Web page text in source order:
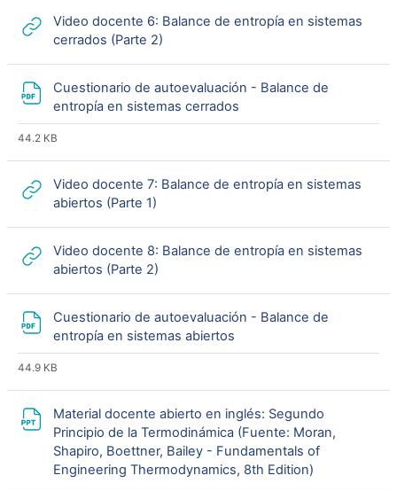
Video docente 6: Balance de entropía en sistemas
cerrados (Parte 2)
Cuestionario de autoevaluación - Balance de
entropía en sistemas cerrados
44.2 KB
Video docente 7: Balance de entropía en sistemas
abiertos (Parte 1)
Video docente 8: Balance de entropía en sistemas
abiertos (Parte 2)
Cuestionario de autoevaluación - Balance de
entropía en sistemas abiertos
44.9 KB
Material docente abierto en inglés: Segundo
Principio de la Termodinámica (Fuente: Moran,
Shapiro, Boettner, Bailey - Fundamentals of
Engineering Thermodynamics, 8th Edition)